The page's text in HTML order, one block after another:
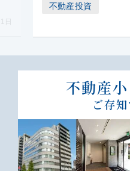
不動産投資
不動産
ご存